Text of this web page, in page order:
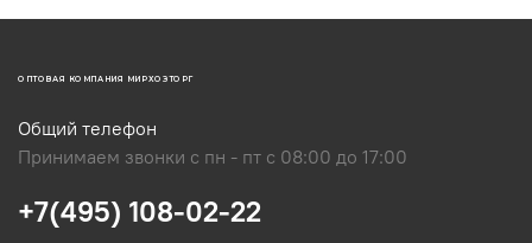
ОПТОВАЯ КОМПАНИЯ МИРХОЗТОРГ
Общий телефон
Принимаем звонки с пн - пт с 08:00 до 17:00
+7(495) 108-02-22